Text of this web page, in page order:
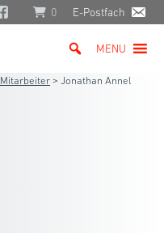
0 E-Postfach
MENU
Mitarbeiter > Jonathan Annel